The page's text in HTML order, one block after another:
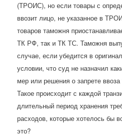
(ТРОИС), но если товары с
ввозит лицо, не указанное в
товаров таможня
ТК РФ, так и ТК ТС. Таможня
случае, если убедится в
условии, что суд не назначил
мер или решения о запрете ввоза
Такое происходит с каждой
длительный период хранения
расходов, которые хотелось бы
это?